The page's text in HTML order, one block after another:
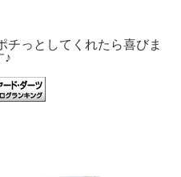
チっとしてくれたら喜びま
♪